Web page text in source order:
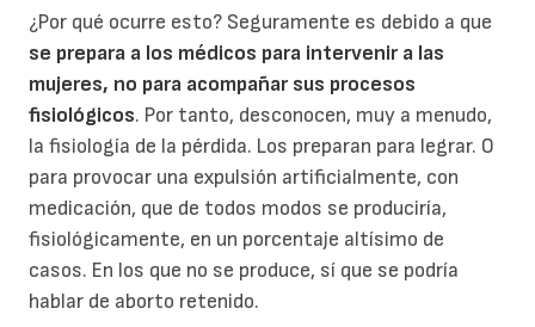
¿Por qué ocurre esto? Seguramente es debido a que
se prepara a los médicos para intervenir a las
mujeres, no para acompañar sus procesos
fisiológicos. Por tanto, desconocen, muy a menudo,
la fisiología de la pérdida. Los preparan para legrar. O
para provocar una expulsión artificialmente, con
medicación, que de todos modos se produciría,
fisiológicamente, en un porcentaje altísimo de
casos. En los que no se produce, sí que se podría
hablar de aborto retenido.